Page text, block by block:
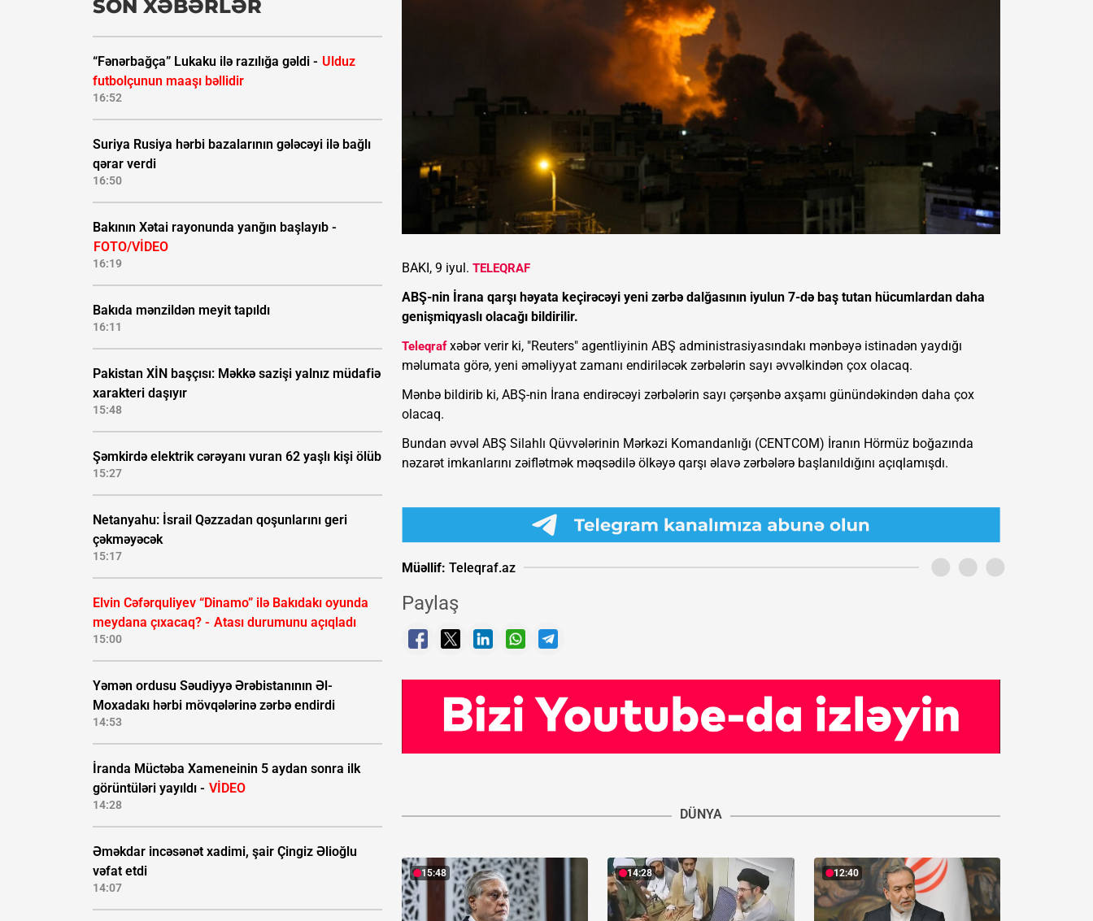
SON XƏBƏRLƏR
“Fənərbağça” Lukaku ilə razılığa gəldi - Ulduz
futbolçunun maaşı bəllidir
16:52
Suriya Rusiya hərbi bazalarının gələcəyi ilə bağlı
qərar verdi
16:50
Bakının Xətai rayonunda yanğın başlayıb -
FOTO/VİDEO
16:19
Bakıda mənzildən meyit tapıldı
16:11
Pakistan XİN başçısı: Məkkə sazişi yalnız müdafiə
xarakteri daşıyır
15:48
Şəmkirdə elektrik cərəyanı vuran 62 yaşlı kişi ölüb
15:27
Netanyahu: İsrail Qəzzadan qoşunlarını geri
çəkməyəcək
15:17
Elvin Cəfərquliyev “Dinamo” ilə Bakıdakı oyunda
meydana çıxacaq? - Atası durumunu açıqladı
15:00
Yəmən ordusu Səudiyyə Ərəbistanının Əl-
Moxadakı hərbi mövqələrinə zərbə endirdi
14:53
İranda Müctəba Xameneinin 5 aydan sonra ilk
görüntüləri yayıldı - VİDEO
14:28
Əməkdar incəsənət xadimi, şair Çingiz Əlioğlu
vəfat etdi
14:07
BAKI, 9 iyul. TELEQRAF
ABŞ-nin İrana qarşı həyata keçirəcəyi yeni zərbə dalğasının iyulun 7-də baş tutan hücumlardan daha
genişmiqyaslı olacağı bildirilir.
Teleqrafxəbər verir ki, "Reuters" agentliyinin ABŞ administrasiyasındakı mənbəyə istinadən yaydığı
məlumata görə, yeni əməliyyat zamanı endiriləcək zərbələrin sayı əvvəlkindən çox olacaq.
Mənbə bildirib ki, ABŞ-nin İrana endirəcəyi zərbələrin sayı çərşənbə axşamı günündəkindən daha çox
olacaq.
Bundan əvvəl ABŞ Silahlı Qüvvələrinin Mərkəzi Komandanlığı (CENTCOM) İranın Hörmüz boğazında
nəzarət imkanlarını zəiflətmək məqsədilə ölkəyə qarşı əlavə zərbələrə başlanıldığını açıqlamışdı.
Müəllif: Teleqraf.az
Paylaş
DÜNYA
15:48 14:28 12:40